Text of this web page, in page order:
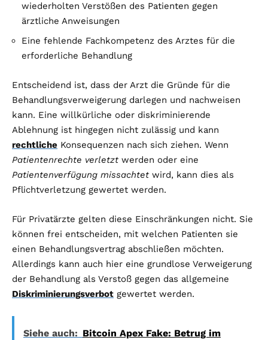
wiederholten Verstößen des Patienten gegen
ärztliche Anweisungen
Eine fehlende Fachkompetenz des Arztes für die
erforderliche Behandlung
Entscheidend ist, dass der Arzt die Gründe für die
Behandlungsverweigerung darlegen und nachweisen
kann. Eine willkürliche oder diskriminierende
Ablehnung ist hingegen nicht zulässig und kann
rechtliche Konsequenzen nach sich ziehen. Wenn
Patientenrechte verletzt werden oder eine
Patientenverfügung missachtet wird, kann dies als
Pflichtverletzung gewertet werden.
Für Privatärzte gelten diese Einschränkungen nicht. Sie
können frei entscheiden, mit welchen Patienten sie
einen Behandlungsvertrag abschließen möchten.
Allerdings kann auch hier eine grundlose Verweigerung
der Behandlung als Verstoß gegen das allgemeine
Diskriminierungsverbot gewertet werden.
Siehe auch: Bitcoin Apex Fake: Betrug im